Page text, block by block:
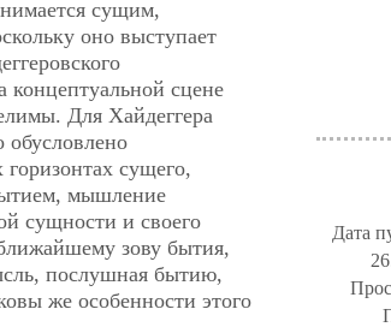
сущим,
оно выступает
сцене
Для Хайдеггера
обусловлено
сущего,
мышление
сущности и своего
зову бытия,
послушная бытию,
же особенности этого
Дата